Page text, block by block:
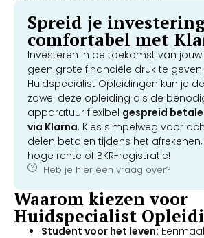
Spreid je
comfortabel met
Investeren in de toekomst van
geen grote financiële druk te geven.
Huidspecialist Opleidingen kun je
zowel deze opleiding als de
apparatuur flexibel gespreid
via Klarna. Kies simpelweg voor
delen betalen tijdens het
hoge rente of BKR-registratie!
Heb je hier een vraag over?
Waarom kiezen voor
Huidspecialist
Student voor het leven: